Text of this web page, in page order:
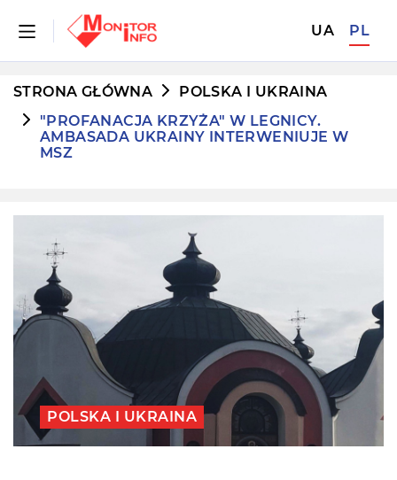
UA PL
STRONA GŁÓWNA
POLSKA I UKRAINA
"PROFANACJA KRZYŻA" W LEGNICY.
AMBASADA UKRAINY INTERWENIUJE W
MSZ
POLSKA I UKRAINA